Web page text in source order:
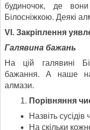
будиночок, де
Білосніжкою. Деякі
VІ. Закріплення
Галявина бажань
На цій галявині
бажання. А наше
алмази.
Порівняння
Назвіть
На скільки